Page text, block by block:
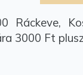
Ráckeve,
3000 Ft